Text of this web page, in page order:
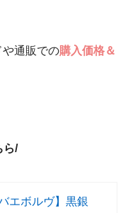
や通販での購入価格＆
ら/
エボルヴ】黒銀